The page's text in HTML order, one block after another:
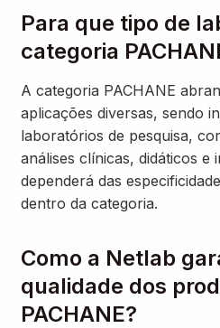
Para que tipo de
categoria
A categoria PACHANE
aplicações diversas, sendo
laboratórios de pesquisa,
análises clínicas, didáticos e
dependerá das
dentro da categoria.
Como a Netlab
qualidade dos
PACHANE?